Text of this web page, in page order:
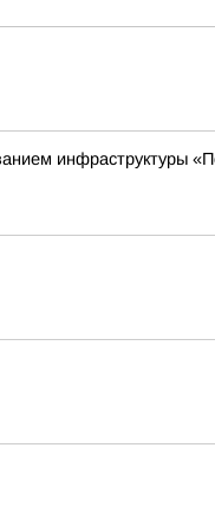
инфраструктуры